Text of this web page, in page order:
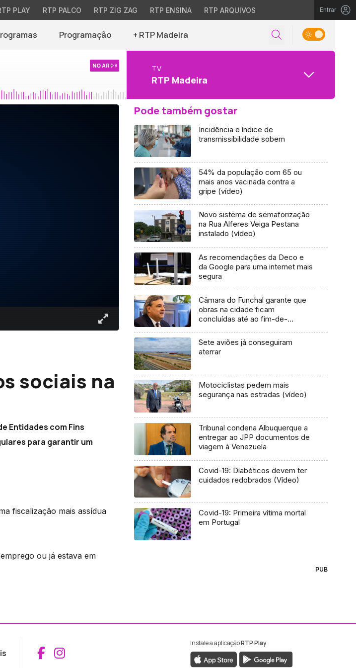
PLAY RTP PALCO RTP ZIG ZAG RTP ENSINA RTP ARQUIVOS Entrar
Programação + RTP Madeira
NO AR TV
RTP Madeira
sociais na
Entidades com Fins
para garantir um
fiscalização mais assídua
ou já estava em
Pode também gostar
Incidência e índice de
transmissibilidade sobem
54% da população com 65 ou
mais anos vacinada contra a
gripe (vídeo)
Novo sistema de semaforização
na Rua Alferes Veiga Pestana
instalado (vídeo)
As recomendações da Deco e
da Google para uma internet mais
segura
Câmara do Funchal garante que
obras na cidade ficam
concluídas até ao fim-de-
Sete aviões já conseguiram
aterrar
Motociclistas pedem mais
segurança nas estradas (vídeo)
Tribunal condena Albuquerque a
entregar ao JPP documentos de
viagem à Venezuela
Covid-19: Diabéticos devem ter
cuidados redobrados (Vídeo)
Covid-19: Primeira vítima mortal
em Portugal
PUB
Aceder ao Facebook da RTP Madeira
Aceder ao Instagram da RTP Madeira
Instale a aplicaçãoRTP Play